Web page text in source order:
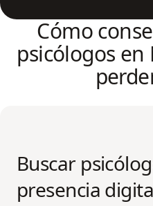
Cómo
psicólogos
Buscar
presencia